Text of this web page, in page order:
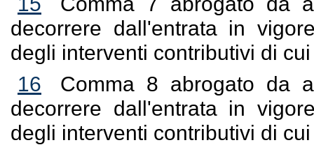
decorrere dall'entrata in
degli interventi contributivi di
16
Comma 8 abrogato da
decorrere dall'entrata in
degli interventi contributivi di